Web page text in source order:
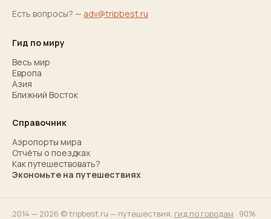
Есть вопросы? — adv@tripbest.ru
Гид по миру
Весь мир
Европа
Азия
Ближний Восток
Справочник
Аэропорты мира
Отчёты о поездках
Как путешествовать?
Экономьте на путешествиях
2014 — 2026 © tripbest.ru — путешествия, гид по городам · 90%